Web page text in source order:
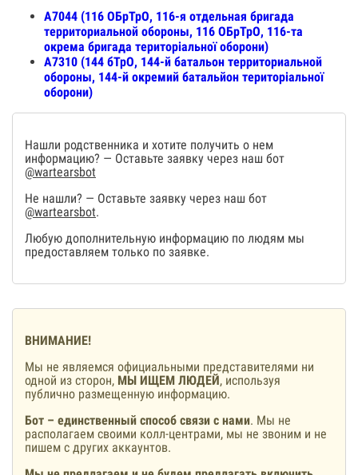
А7044 (116 ОБрТрО, 116-я отдельная бригада
территориальной обороны, 116 ОБрТрО, 116-та
окрема бригада територіальної оборони)
А7310 (144 бТрО, 144-й батальон территориальной
обороны, 144-й окремий батальйон територіальної
оборони)
Нашли родственника и хотите получить о нем
информацию? — Оставьте заявку через наш бот
@wartearsbot
Не нашли? — Оставьте заявку через наш бот
@wartearsbot.
Любую дополнительную информацию по людям мы
предоставляем только по заявке.
ВНИМАНИЕ!
Мы не являемся официальными представителями ни
одной из сторон, МЫ ИЩЕМ ЛЮДЕЙ, используя
публично размещенную информацию.
Бот – единственный способ связи с нами. Мы не
располагаем своими колл-центрами, мы не звоним и не
пишем с других аккаунтов.